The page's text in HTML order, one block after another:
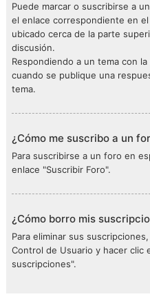
Puede marcar o suscribirse a
el enlace correspondiente en
ubicado cerca de la parte
discusión.
Respondiendo a un tema con
cuando se publique una
tema.
¿Cómo me suscribo a un
Para suscribirse a un foro en
enlace "Suscribir Foro".
¿Cómo borro mis
Para eliminar sus
Control de Usuario y hacer clic
suscripciones".